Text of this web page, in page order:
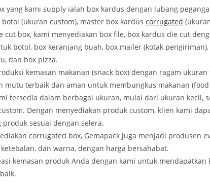
yang kami supply ialah box kardus dengan lubang
(ukuran custom), master box kardus corrugated
cut box, kami menyediakan box file, box kardus die cut
botol, box keranjang buah, box mailer (kotak
dan box pizza.
kemasan makanan (snack box) dengan ragam ukuran
mutu terbaik dan aman untuk membungkus makanan (food
tersedia dalam berbagai ukuran, mulai dari ukuran kecil,
Dengan menyediakan produk custom, klien kami
produk sesuai dengan selera.
corrugated box, Gemapack juga menjadi produsen
dan warna, dengan harga bersahabat.
kemasan produk Anda dengan kami untuk